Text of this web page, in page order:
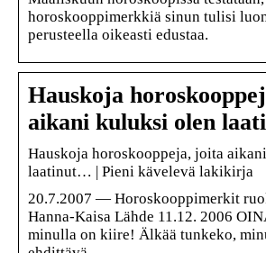
horoskooppimerkkiä sinun tulisi
perusteella oikeasti edustaa.
Hauskoja
aikani kuluksi olen
Hauskoja horoskooppeja, joita
laatinut… | Pieni kävelevä lakikirja
20.7.2007 — Horoskooppimerkit
Hanna-Kaisa Lähde 11.12. 2006
minulla on kiire! Älkää tunkeko,